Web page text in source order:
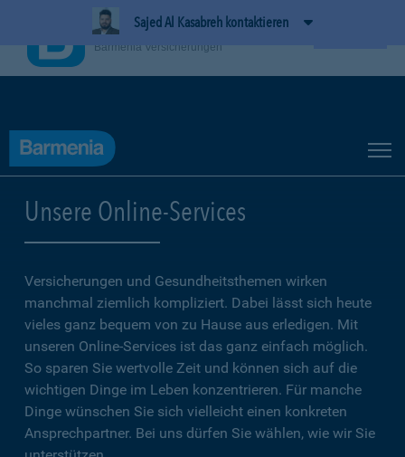
Sajed Al Kasabreh kontaktieren
Unsere Online-Services
Versicherungen und Gesundheitsthemen wirken
manchmal ziemlich kompliziert. Dabei lässt sich heute
vieles ganz bequem von zu Hause aus erledigen. Mit
unseren Online-Services ist das ganz einfach möglich.
So sparen Sie wertvolle Zeit und können sich auf die
wichtigen Dinge im Leben konzentrieren. Für manche
Dinge wünschen Sie sich vielleicht einen konkreten
Ansprechpartner. Bei uns dürfen Sie wählen, wie wir Sie
BarmeniaApp
Barmenia Versicherungen